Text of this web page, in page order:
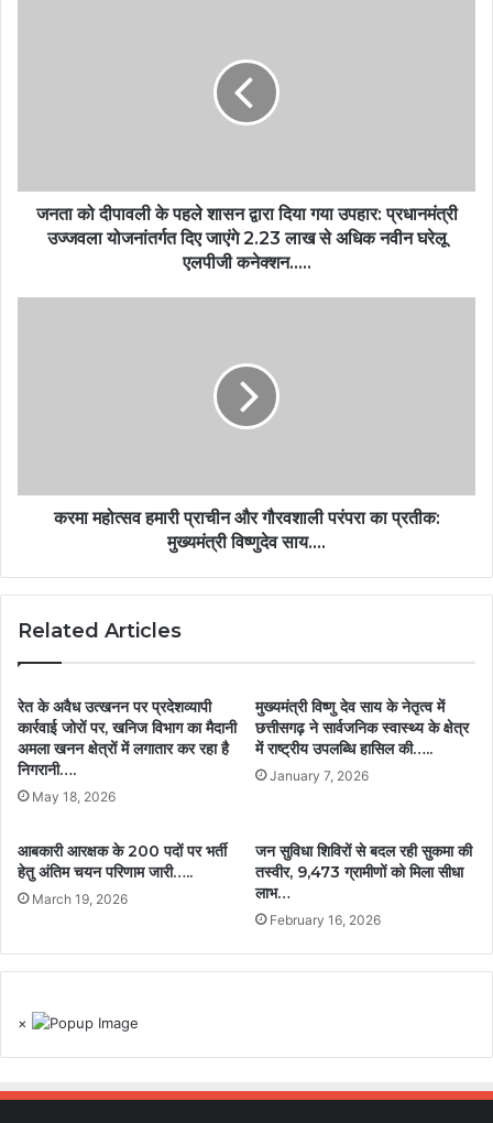
जनता को दीपावली के पहले शासन द्वारा दिया गया उपहार: प्रधानमंत्री
उज्जवला योजनांतर्गत दिए जाएंगे 2.23 लाख से अधिक नवीन घरेलू
एलपीजी कनेक्शन…..
करमा महोत्सव हमारी प्राचीन और गौरवशाली परंपरा का प्रतीक:
मुख्यमंत्री विष्णुदेव साय….
Related Articles
रेत के अवैध उत्खनन पर प्रदेशव्यापी
कार्रवाई जोरों पर, खनिज विभाग का मैदानी
अमला खनन क्षेत्रों में लगातार कर रहा है
निगरानी….
May 18, 2026
मुख्यमंत्री विष्णु देव साय के नेतृत्व में
छत्तीसगढ़ ने सार्वजनिक स्वास्थ्य के क्षेत्र
में राष्ट्रीय उपलब्धि हासिल की…..
January 7, 2026
आबकारी आरक्षक के 200 पदों पर भर्ती
हेतु अंतिम चयन परिणाम जारी…..
March 19, 2026
जन सुविधा शिविरों से बदल रही सुकमा की
तस्वीर, 9,473 ग्रामीणों को मिला सीधा
लाभ…
February 16, 2026
×